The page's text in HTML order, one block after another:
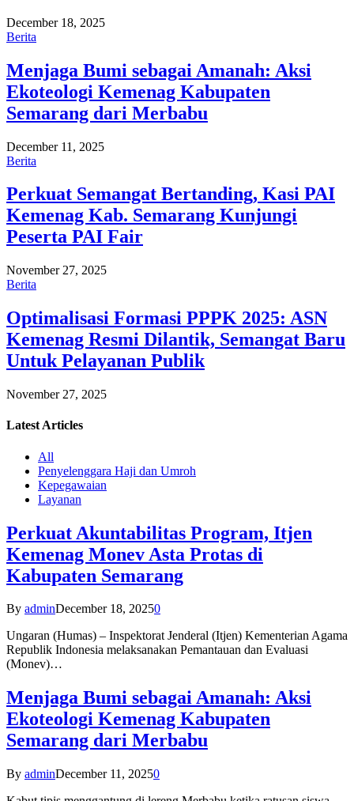
December 18, 2025
Berita
Menjaga Bumi sebagai Amanah: Aksi
Ekoteologi Kemenag Kabupaten
Semarang dari Merbabu
December 11, 2025
Berita
Perkuat Semangat Bertanding, Kasi PAI
Kemenag Kab. Semarang Kunjungi
Peserta PAI Fair
November 27, 2025
Berita
Optimalisasi Formasi PPPK 2025: ASN
Kemenag Resmi Dilantik, Semangat Baru
Untuk Pelayanan Publik
November 27, 2025
Latest Articles
All
Penyelenggara Haji dan Umroh
Kepegawaian
Layanan
Perkuat Akuntabilitas Program, Itjen
Kemenag Monev Asta Protas di
Kabupaten Semarang
By adminDecember 18, 20250
Ungaran (Humas) – Inspektorat Jenderal (Itjen) Kementerian Agama
Republik Indonesia melaksanakan Pemantauan dan Evaluasi
(Monev)…
Menjaga Bumi sebagai Amanah: Aksi
Ekoteologi Kemenag Kabupaten
Semarang dari Merbabu
By adminDecember 11, 20250